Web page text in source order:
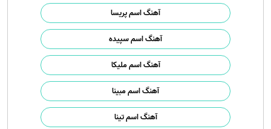
آهنگ اسم پریسا
آهنگ اسم سپیده
آهنگ اسم ملیکا
آهنگ اسم مبینا
آهنگ اسم تینا